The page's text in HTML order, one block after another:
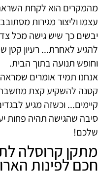
מהמקרים הוא לקחת
עצמו וליצור מגירות
יבשים כך שיש גישה מכל
להגיע לאחרת... רעיון קטן
וחופש תנועה בתוך הבית.
אנחנו תמיד אומרים
קטנה להשקיע קצת מחשבה
קיימים... וכשזה מגיע
סיבה שהגישה תהיה פחות
שלכם!
מתקן קרוסלה
חכם לפינות